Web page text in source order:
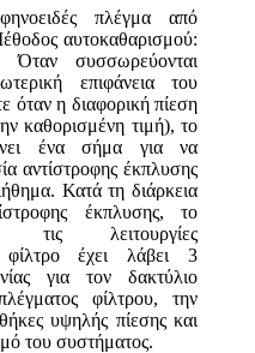
πλέγμα από
αυτοκαθαρισμού:
Όταν συσσωρεύονται
επιφάνεια του
όταν η διαφορική πίεση
καθορισμένη τιμή), το
ένα σήμα για να
αντίστροφης έκπλυσης
Κατά τη διάρκεια
έκπλυσης, το
τις λειτουργίες
φίλτρο έχει λάβει 3
για τον δακτύλιο
φίλτρου, την
υψηλής πίεσης και
του συστήματος.